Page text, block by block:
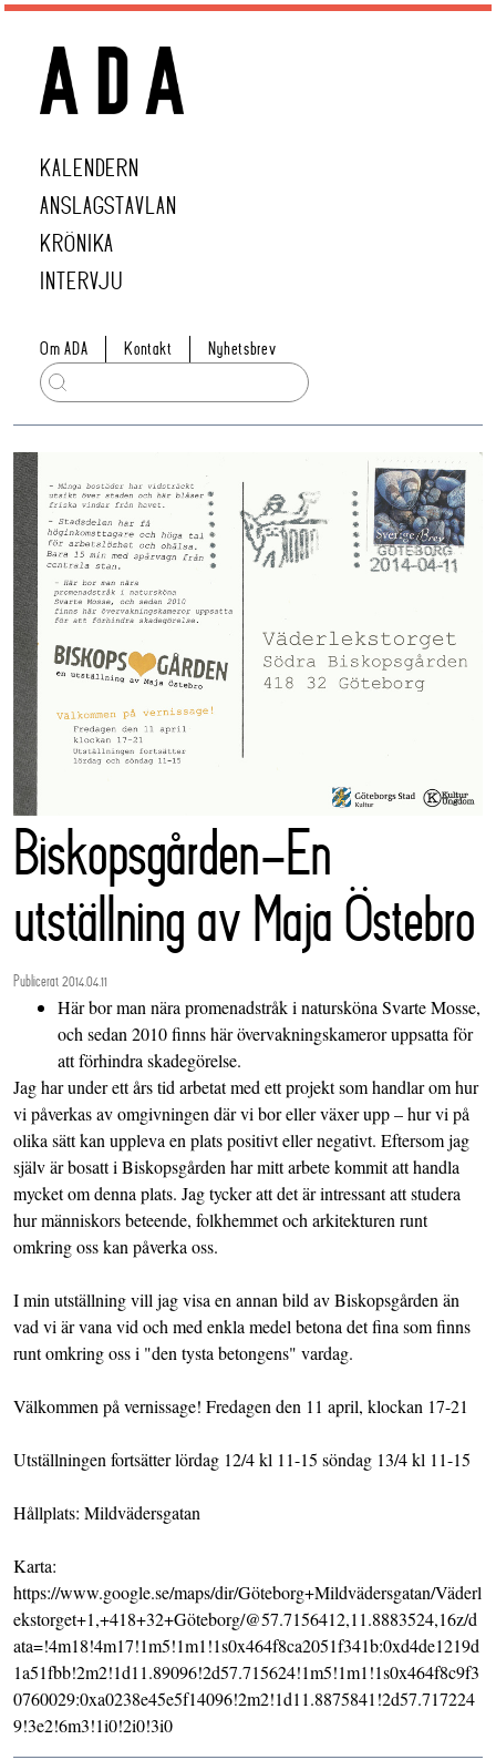
KALENDERN
ANSLAGSTAVLAN
KRÖNIKA
INTERVJU
Om ADA Kontakt Nyhetsbrev
Biskopsgården-En
utställning av Maja Östebro
Publicerat 2014.04.11
Här bor man nära promenadstråk i natursköna Svarte Mosse,
och sedan 2010 finns här övervakningskameror uppsatta för
att förhindra skadegörelse.
Jag har under ett års tid arbetat med ett projekt som handlar om hur
vi påverkas av omgivningen där vi bor eller växer upp – hur vi på
olika sätt kan uppleva en plats positivt eller negativt. Eftersom jag
själv är bosatt i Biskopsgården har mitt arbete kommit att handla
mycket om denna plats. Jag tycker att det är intressant att studera
hur människors beteende, folkhemmet och arkitekturen runt
omkring oss kan påverka oss.
I min utställning vill jag visa en annan bild av Biskopsgården än
vad vi är vana vid och med enkla medel betona det fina som finns
runt omkring oss i "den tysta betongens" vardag.
Välkommen på vernissage! Fredagen den 11 april, klockan 17-21
Utställningen fortsätter lördag 12/4 kl 11-15 söndag 13/4 kl 11-15
Hållplats: Mildvädersgatan
Karta:
https://www.google.se/maps/dir/Göteborg+Mildvädersgatan/Väderl
ekstorget+1,+418+32+Göteborg/@57.7156412,11.8883524,16z/d
ata=!4m18!4m17!1m5!1m1!1s0x464f8ca2051f341b:0xd4de1219d
1a51fbb!2m2!1d11.89096!2d57.715624!1m5!1m1!1s0x464f8c9f3
0760029:0xa0238e45e5f14096!2m2!1d11.8875841!2d57.717224
9!3e2!6m3!1i0!2i0!3i0